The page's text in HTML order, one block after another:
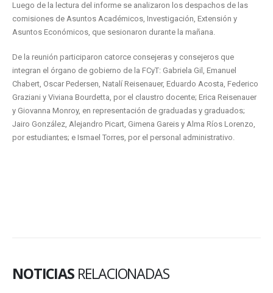
Luego de la lectura del informe se analizaron los despachos de las
comisiones de Asuntos Académicos, Investigación, Extensión y
Asuntos Económicos, que sesionaron durante la mañana.
De la reunión participaron catorce consejeras y consejeros que
integran el órgano de gobierno de la FCyT: Gabriela Gil, Emanuel
Chabert, Oscar Pedersen, Natalí Reisenauer, Eduardo Acosta, Federico
Graziani y Viviana Bourdetta, por el claustro docente; Erica Reisenauer
y Giovanna Monroy, en representación de graduadas y graduados;
Jairo González, Alejandro Picart, Gimena Gareis y Alma Ríos Lorenzo,
por estudiantes; e Ismael Torres, por el personal administrativo.
NOTICIAS RELACIONADAS